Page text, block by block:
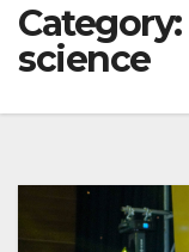
Category:
science